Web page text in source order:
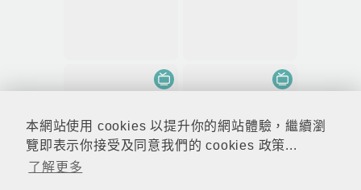
本網站使用 cookies 以提升你的網站體驗，繼續瀏
覽即表示你接受及同意我們的 cookies 政策...
了解更多